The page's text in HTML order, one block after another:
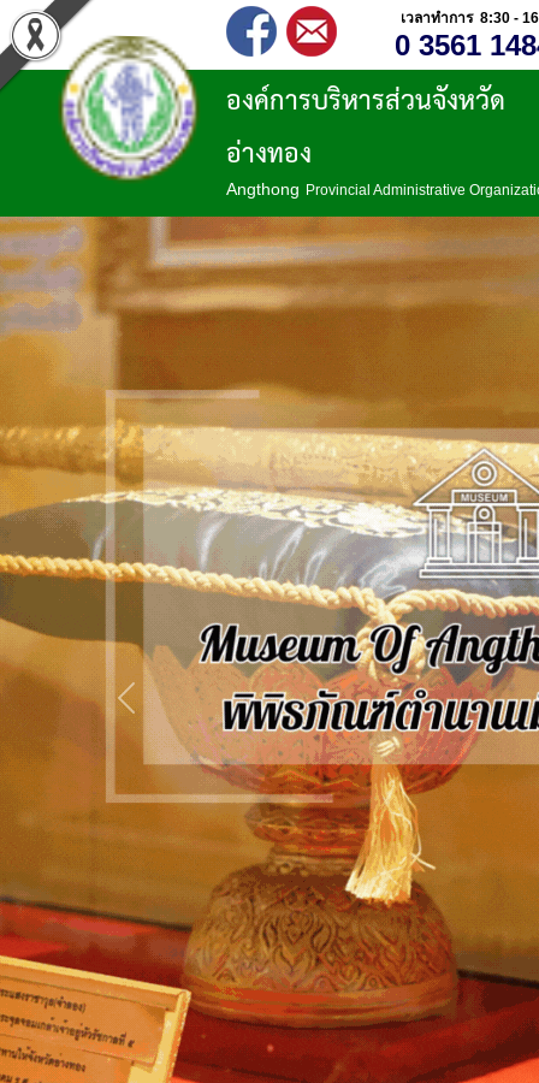
เวลาทำการ 8:30 -
0 3561
องค์การบริหารส่วนจังหวัด
อ่างทอง
Angthong Provincial Administrative
Previous